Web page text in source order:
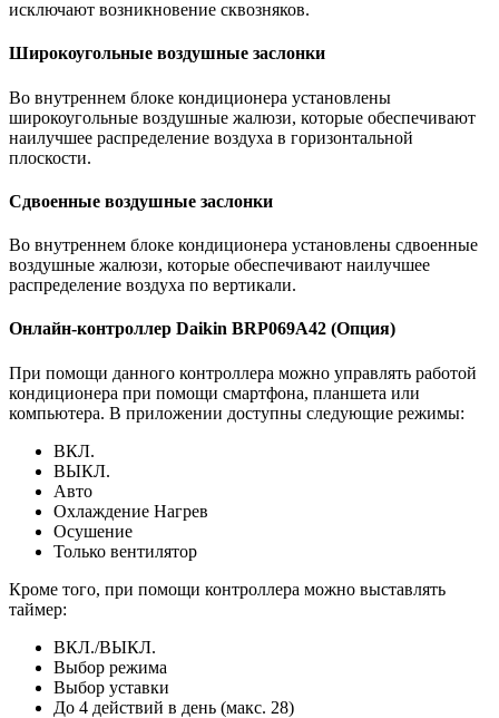
исключают возникновение сквозняков.
Широкоугольные воздушные заслонки
Во внутреннем блоке кондиционера установлены
широкоугольные воздушные жалюзи, которые обеспечивают
наилучшее распределение воздуха в горизонтальной
плоскости.
Сдвоенные воздушные заслонки
Во внутреннем блоке кондиционера установлены сдвоенные
воздушные жалюзи, которые обеспечивают наилучшее
распределение воздуха по вертикали.
Онлайн-контроллер Daikin BRP069A42 (Опция)
При помощи данного контроллера можно управлять работой
кондиционера при помощи смартфона, планшета или
компьютера. В приложении доступны следующие режимы:
ВКЛ.
ВЫКЛ.
Авто
Охлаждение Нагрев
Осушение
Только вентилятор
Кроме того, при помощи контроллера можно выставлять
таймер:
ВКЛ./ВЫКЛ.
Выбор режима
Выбор уставки
До 4 действий в день (макс. 28)